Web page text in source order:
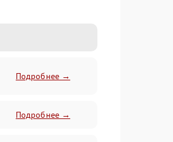
Подробнее →
Подробнее →